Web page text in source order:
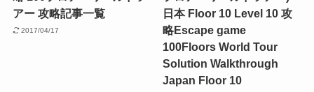
アー 攻略記事一覧
2017/04/17
日本 Floor 10 Level 10 攻
略Escape game
100Floors World Tour
Solution Walkthrough
Japan Floor 10